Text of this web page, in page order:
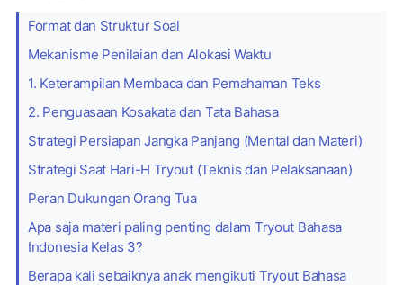
Format dan Struktur Soal
Mekanisme Penilaian dan Alokasi Waktu
1. Keterampilan Membaca dan Pemahaman Teks
2. Penguasaan Kosakata dan Tata Bahasa
Strategi Persiapan Jangka Panjang (Mental dan Materi)
Strategi Saat Hari-H Tryout (Teknis dan Pelaksanaan)
Peran Dukungan Orang Tua
Apa saja materi paling penting dalam Tryout Bahasa
Indonesia Kelas 3?
Berapa kali sebaiknya anak mengikuti Tryout Bahasa